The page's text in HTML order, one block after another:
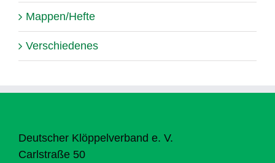
Mappen/Hefte
Verschiedenes
Deutscher Klöppelverband e. V.
Carlstraße 50